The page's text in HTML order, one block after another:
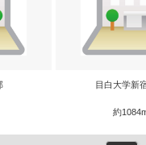
目白大学新
約